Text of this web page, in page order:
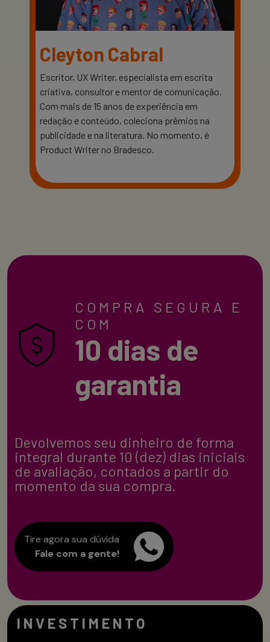
Cleyton Cabral
Escritor, UX Writer, especialista em escrita
criativa, consultor e mentor de comunicação.
Com mais de 15 anos de experiência em
redação e conteúdo, coleciona prêmios na
publicidade e na literatura. No momento, é
Product Writer no Bradesco.
COMPRA SEGURA E
COM
10 dias de
garantia
Devolvemos seu dinheiro de forma
integral durante 10 (dez) dias iniciais
de avaliação, contados a partir do
momento da sua compra.
Tire agora sua dúvida
Fale com a gente!
INVESTIMENTO